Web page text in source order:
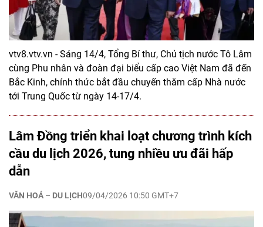
vtv8.vtv.vn - Sáng 14/4, Tổng Bí thư, Chủ tịch nước Tô Lâm
cùng Phu nhân và đoàn đại biểu cấp cao Việt Nam đã đến
Bắc Kinh, chính thức bắt đầu chuyến thăm cấp Nhà nước
tới Trung Quốc từ ngày 14-17/4.
Lâm Đồng triển khai loạt chương trình kích
cầu du lịch 2026, tung nhiều ưu đãi hấp
dẫn
VĂN HOÁ – DU LỊCH09/04/2026 10:50 GMT+7